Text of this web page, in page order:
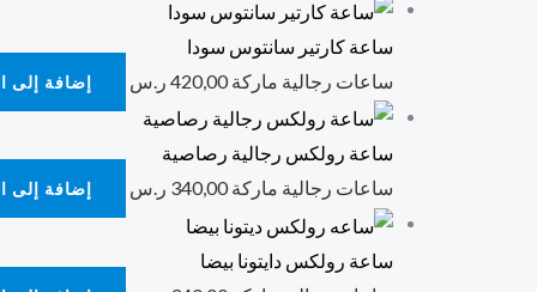
ساعة كارتير سانتوس سودا
ساعات رجالية ماركة420,00 ر.س إضافة إلى
ساعة رولكس رجالية رصاصية
ساعات رجالية ماركة340,00 ر.س إضافة إلى
ساعة رولكس دايتونا بيضا